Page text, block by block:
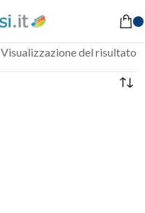
Visualizzazione del risultato